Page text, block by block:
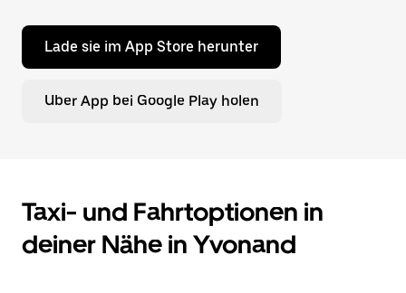
Lade sie im App Store herunter
Uber App bei Google Play holen
Taxi- und Fahrtoptionen in
deiner Nähe in Yvonand